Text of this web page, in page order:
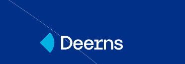
Skip to content